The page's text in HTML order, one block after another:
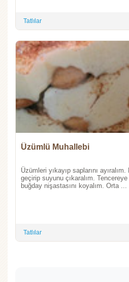
Tatlılar
Üzümlü Muhallebi
Üzümleri yıkayıp saplarını
geçirip suyunu çıkaralım.
buğday nişastasını koyalım. Orta ...
Tatlılar